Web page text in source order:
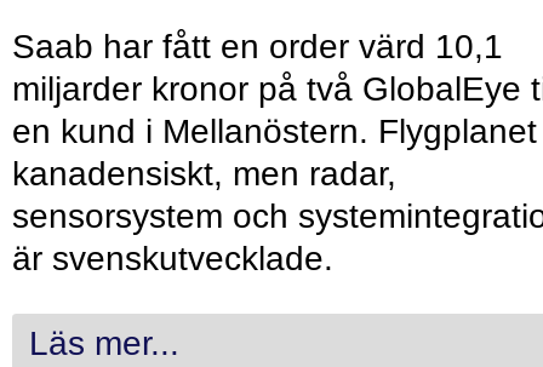
Saab har fått en order värd 10,1
miljarder kronor på två GlobalEye
en kund i Mellanöstern.
kanadensiskt, men radar,
sensorsystem och
är svenskutvecklade.
Läs mer...